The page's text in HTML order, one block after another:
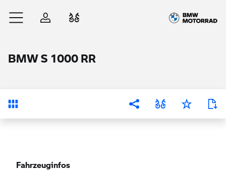
Zum Hauptinhalt springen
Anmelden
BMW S 1000 RR
Fahrzeuginfos